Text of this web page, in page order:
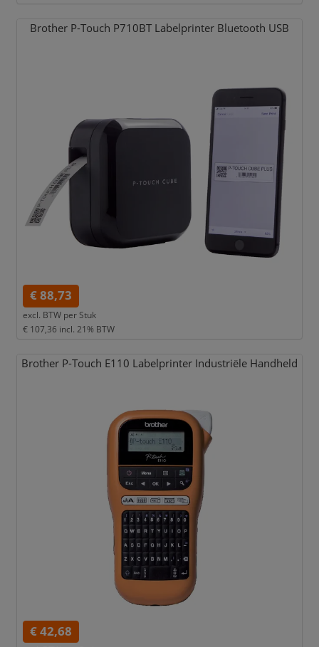
Brother P-Touch P710BT Labelprinter Bluetooth USB
€ 88,73
excl. BTW per Stuk
€ 107,36 incl. 21% BTW
Brother P-Touch E110 Labelprinter Industriële Handheld
€ 42,68